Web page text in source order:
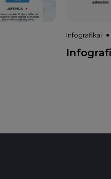
Infografikai